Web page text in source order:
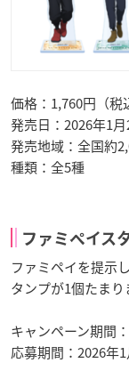
価格：1,760円（税
発売日：2026年1月
発売地域：全国約
種類：全5種
ファミペイス
ファミペイを提示
タンプが1個たまり
キャンペーン期間
応募期間：2026年